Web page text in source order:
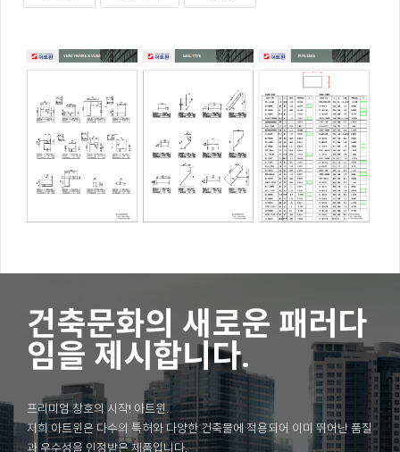
건축문화의 새로운 패러다
임을 제시합니다.
프리미엄 창호의 시작! 아트윈.
저희 아트윈은 다수의 특허와 다양한 건축물에 적용되어 이미 뛰어난 품질
과 우수성을 인정받은 제품입니다.